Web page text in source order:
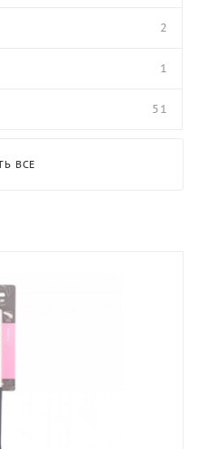
2
1
51
ВСЕ